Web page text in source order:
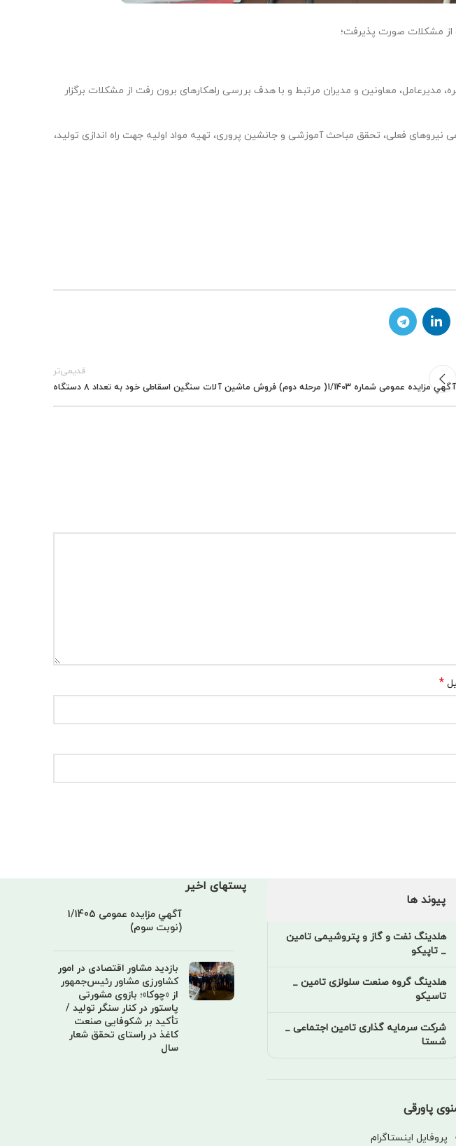
از مشکلات صورت پذیرفت؛
8/28 جلسه ای با حضور اعضای هیئت مدیره، مدیرعامل، معاونین و مدیران مرتبط و با هدف بررسی راهکارهای برون رفت از مشکلات برگزار
پرونده های بخش حقوقی شرکت چوکا، بازنشستگان سال 1402 و 1403 و ساماندهی نیروهای فعلی، تحقق مباحث آموزشی و جانشین پروری، تهیه مواد اولیه جهت راه اندازی تولید،
قدیمی‌تر
آگهي مزایده عمومی شماره 1/1403( مرحله دوم) فروش ماشین آلات سنگین اسقاطی خود به تعداد 8 دستگاه
*
پیوند ها
هلدینگ نفت و گاز و پتروشیمی تامین
_ تاپیکو
هلدینگ گروه صنعت سلولزی تامین _
تاسیکو
شرکت سرمایه گذاری تامین اجتماعی _
شستا
پاورقی
پروفایل اینستاگرام
پستهای اخیر
آگهي مزایده عمومی 1/1405
(نوبت سوم)
بازدید مشاور اقتصادی در امور
کشاورزی مشاور رئیس‌جمهور
از «چوکا»؛ بازوی مشورتی
پاستور در کنار سنگر تولید /
تأکید بر شکوفایی صنعت
کاغذ در راستای تحقق شعار
سال